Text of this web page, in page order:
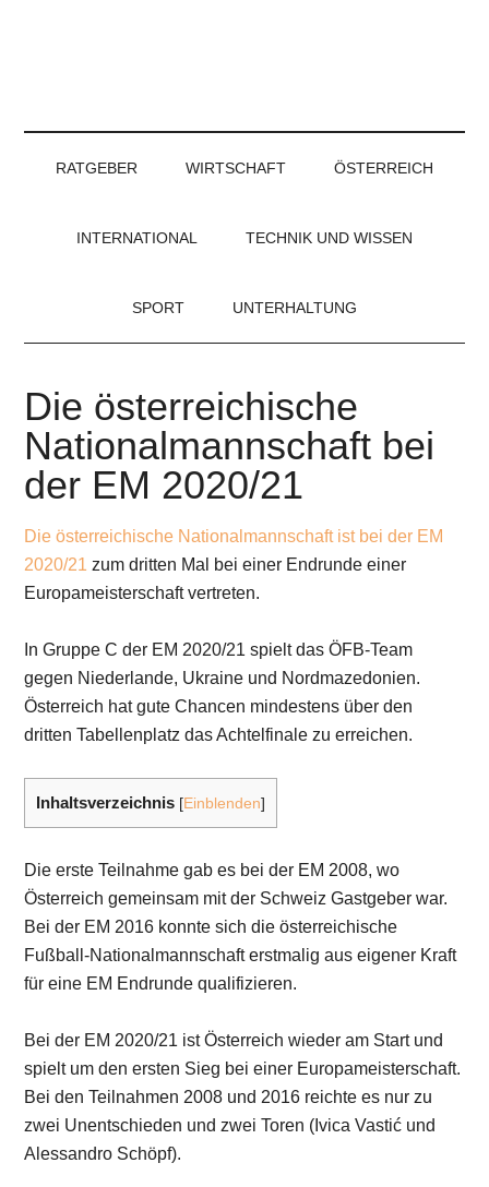
RATGEBER WIRTSCHAFT ÖSTERREICH
INTERNATIONAL TECHNIK UND WISSEN
SPORT UNTERHALTUNG
Die österreichische
Nationalmannschaft bei
der EM 2020/21
Die österreichische Nationalmannschaft ist bei der EM
2020/21 zum dritten Mal bei einer Endrunde einer
Europameisterschaft vertreten.
In Gruppe C der EM 2020/21 spielt das ÖFB-Team
gegen Niederlande, Ukraine und Nordmazedonien.
Österreich hat gute Chancen mindestens über den
dritten Tabellenplatz das Achtelfinale zu erreichen.
Inhaltsverzeichnis [Einblenden]
Die erste Teilnahme gab es bei der EM 2008, wo
Österreich gemeinsam mit der Schweiz Gastgeber war.
Bei der EM 2016 konnte sich die österreichische
Fußball-Nationalmannschaft erstmalig aus eigener Kraft
für eine EM Endrunde qualifizieren.
Bei der EM 2020/21 ist Österreich wieder am Start und
spielt um den ersten Sieg bei einer Europameisterschaft.
Bei den Teilnahmen 2008 und 2016 reichte es nur zu
zwei Unentschieden und zwei Toren (Ivica Vastić und
Alessandro Schöpf).